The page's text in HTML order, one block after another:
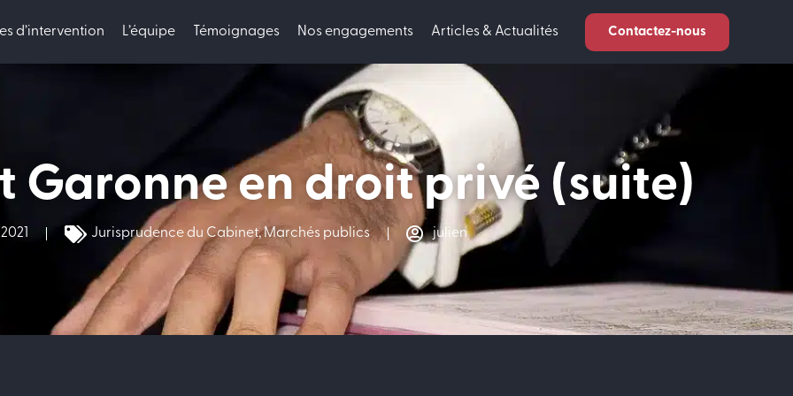
d’intervention L’équipe Témoignages Nos engagements Articles & Actualités Contactez-nous
Garonne en droit privé (suite)
Jurisprudence du Cabinet,Marchés publics julien